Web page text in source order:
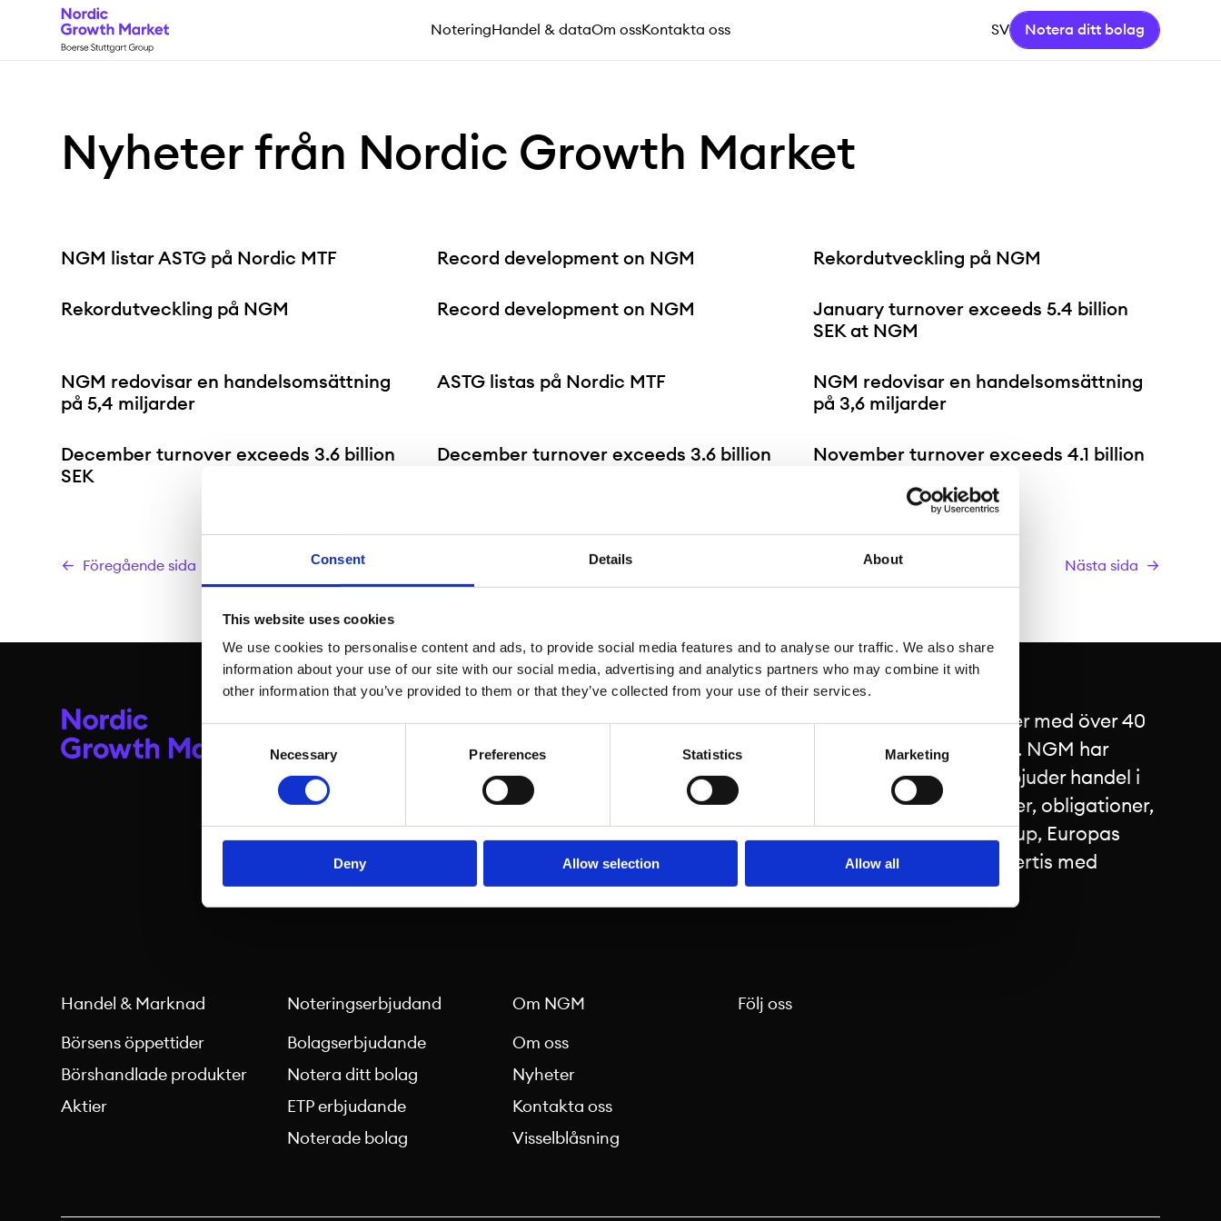
Consent Details About
This website uses cookies
We use cookies to personalise content and ads, to provide social media features and to analyse our traffic. We also share
information about your use of our site with our social media, advertising and analytics partners who may combine it with
other information that you’ve provided to them or that they’ve collected from your use of their services.
Selection
Necessary Preferences Statistics Marketing
Deny Allow selection Allow all
Notering Handel & dataOm ossKontakta oss SV Notera ditt bolag
Nyheter från Nordic Growth Market
NGM listar ASTG på Nordic MTF Record development on NGM Rekordutveckling på NGM
Rekordutveckling på NGM Record development on NGM
January turnover exceeds 5.4 billion
SEK at NGM
NGM redovisar en handelsomsättning
på 5,4 miljarder
ASTG listas på Nordic MTF
NGM redovisar en handelsomsättning
på 3,6 miljarder
December turnover exceeds 3.6 billion
SEK
December turnover exceeds 3.6 billion
November turnover exceeds 4.1 billion
Föregående sida 25 26 Nästa sida
Nordic Growth Market är en av Nordens ledande börser med över 40
års erfarenhet och det självklara valet för tillväxtbolag. NGM har
verksamhet i Sverige, Norge, Danmark, Finland och erbjuder handel i
mer än 60 000 olika värdepapper som till exempel aktier, obligationer,
AIF:er och derivat. Som en del av Boerse Stuttgart Group, Europas
sjätte största börskoncern, kombinerar NGM lokal expertis med
Europeisk räckvidd.
Handel & Marknad
Börsens öppettider
Börshandlade produkter
Aktier
Noteringserbjudand
Bolagserbjudande
Notera ditt bolag
ETP erbjudande
Noterade bolag
Om NGM
Om oss
Nyheter
Kontakta oss
Visselblåsning
Följ oss